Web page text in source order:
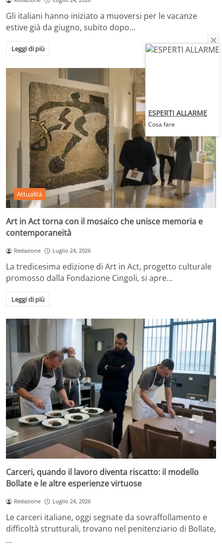
Gli italiani hanno iniziato a muoversi per le vacanze
estive già da giugno, subito dopo…
Leggi di più
Attualità
Art in Act torna con il mosaico che unisce memoria e
contemporaneità
Redazione Luglio 24, 2026
La tredicesima edizione di Art in Act, progetto culturale
promosso dalla Fondazione Cingoli, si apre…
Leggi di più
Carceri, quando il lavoro diventa riscatto: il modello
Bollate e le altre esperienze virtuose
Redazione Luglio 24, 2026
Le carceri italiane, oggi segnate da sovraffollamento e
difficoltà strutturali, trovano nel penitenziario di Bollate,
…
ESPERTI ALLARME
Cosa fare